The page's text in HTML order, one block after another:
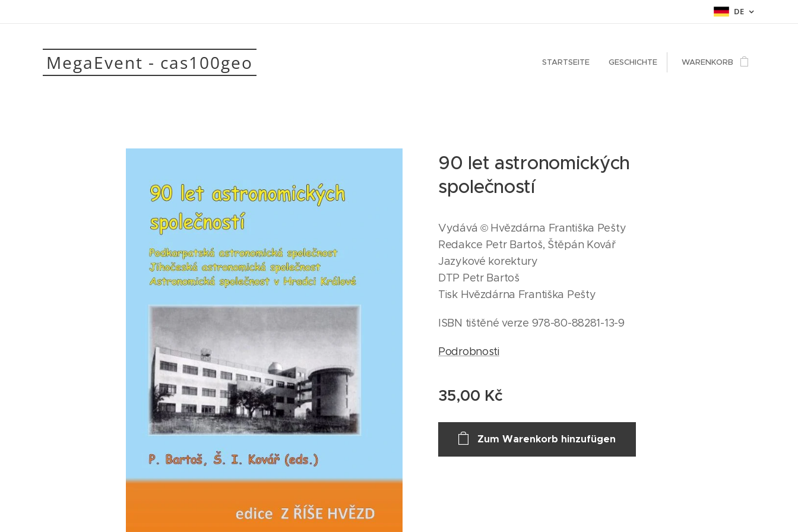
DE
MegaEvent - cas100geo STARTSEITE GESCHICHTE WARENKORB
90 let astronomických
společností
Vydává © Hvězdárna Františka Pešty
Redakce Petr Bartoš, Štěpán Kovář
Jazykové korektury
DTP Petr Bartoš
Tisk Hvězdárna Františka Pešty
ISBN tištěné verze 978-80-88281-13-9
Podrobnosti
35,00 Kč
Zum Warenkorb hinzufügen